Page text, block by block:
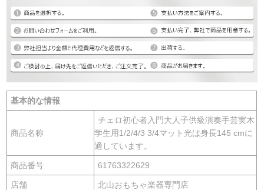
基本的な情報
商品名称
チェロ初心者入門大人子供級演奏手芸実木
学生用1/2/4/3 3/4マット光は身長145 cmに
適しています。
商品番号 61763322629
店舗 北山おもちゃ楽器専門店